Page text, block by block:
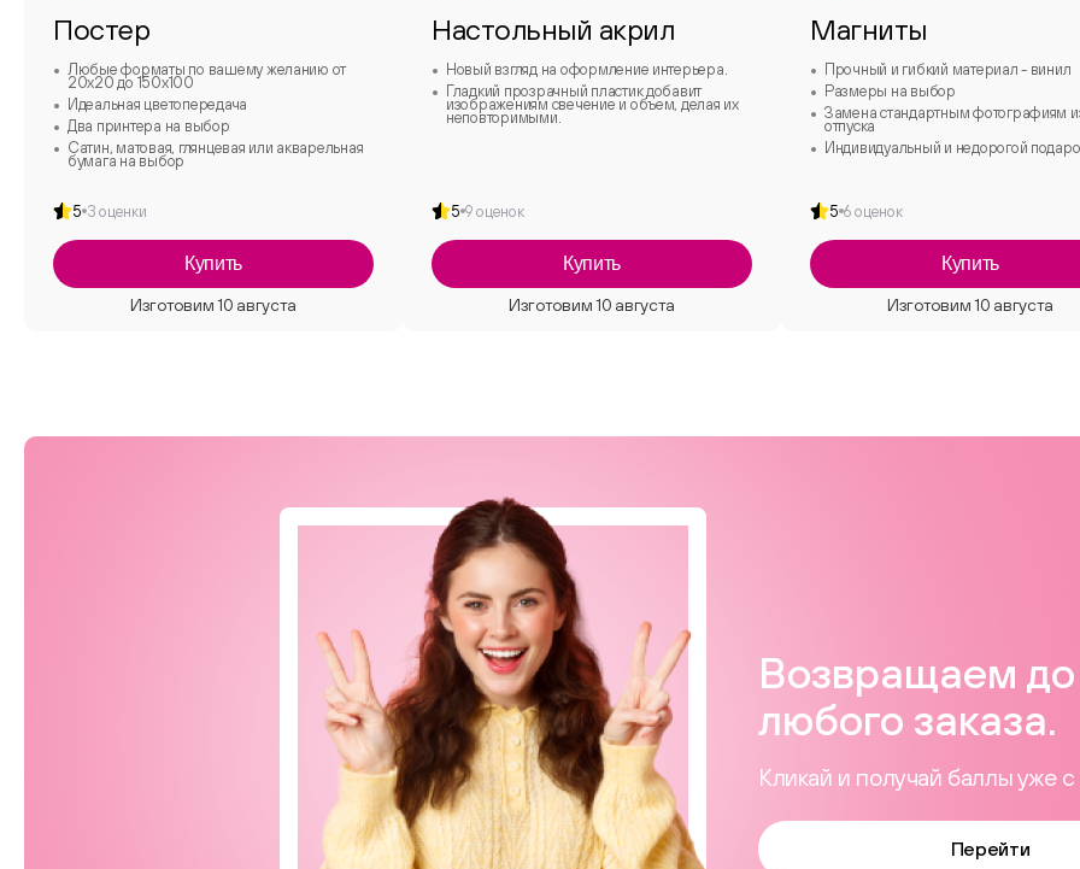
Постер
Любые форматы по вашему желанию от
20х20 до 150х100
Идеальная цветопередача
Два принтера на выбор
Сатин, матовая, глянцевая или акварельная
бумага на выбор
5 3 оценки
Купить
Настольный акрил
Новый взгляд на оформление интерьера.
Гладкий прозрачный пластик добавит
изображениям свечение и объем, делая их
неповторимыми.
5 9 оценок
Купить
Магниты
Прочный и гибкий материал - винил
Размеры на выбор
Замена стандартным фотографиям
отпуска
Индивидуальный и недорогой
5 6 оценок
Купить
Возвращаем до
любого заказа.
Кликай и получай баллы уже с
Перейти